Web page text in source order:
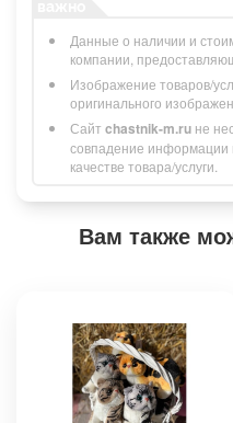
Данные о наличии и
компании,
Изображение товаров/
оригинального
Сайт chastnik-m.ru не
совпадение информации
качестве товара/услуги.
Вам также